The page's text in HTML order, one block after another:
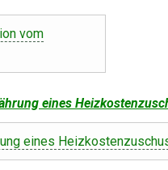
vom
eines
eines